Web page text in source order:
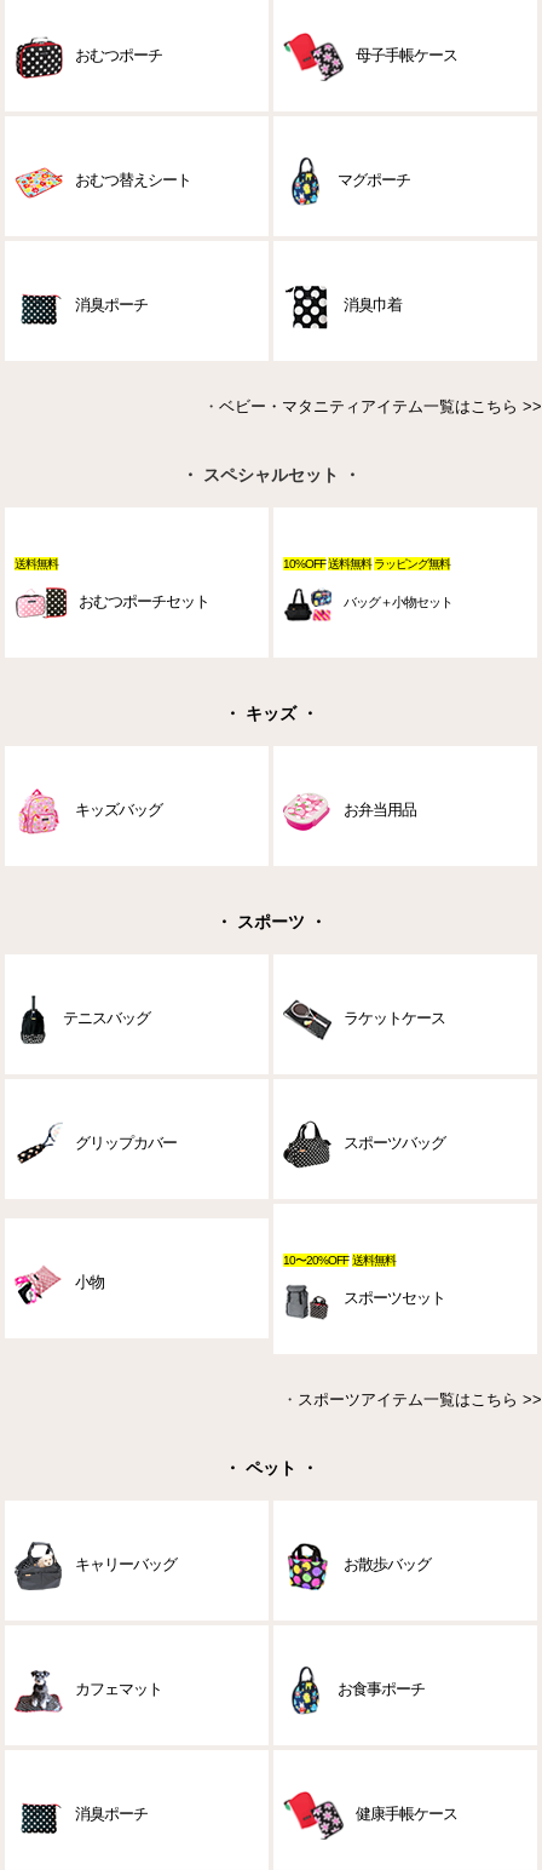
おむつポーチ 母子手帳ケース
おむつ替えシート マグポーチ
消臭ポーチ 消臭巾着
・ ベビー・マタニティアイテム一覧はこちら >>
・ スペシャルセット ・
送料無料
おむつポーチセット
10%OFF 送料無料 ラッピング無料
バッグ＋小物セット
・ キッズ ・
キッズバッグ お弁当用品
・ スポーツ ・
テニスバッグ ラケットケース
グリップカバー スポーツバッグ
小物
10〜20%OFF 送料無料
スポーツセット
・ スポーツアイテム一覧はこちら >>
・ ペット ・
キャリーバッグ お散歩バッグ
カフェマット お食事ポーチ
消臭ポーチ 健康手帳ケース